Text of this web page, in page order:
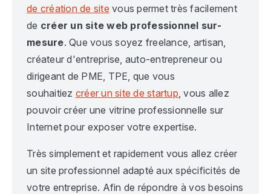
de création de site vous permet très facilement
de créer un site web professionnel sur-
mesure. Que vous soyez freelance, artisan,
créateur d'entreprise, auto-entrepreneur ou
dirigeant de PME, TPE, que vous
souhaitiez créer un site de startup , vous allez
pouvoir créer une vitrine professionnelle sur
Internet pour exposer votre expertise.
Très simplement et rapidement vous allez créer
un site professionnel adapté aux spécificités de
votre entreprise. Afin de répondre à vos besoins